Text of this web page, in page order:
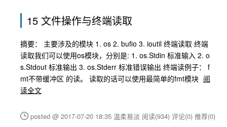
15 文件操作与终端读取
摘要： 主要涉及的模块 1. os 2. bufio 3. ioutil 终端读取 终端
读取我们可以使用os模块，分别是: 1. os.Stdin 标准输入 2. o
s.Stdout 标准输出 3. os.Stderr 标准错误输出 终端读例子： f
mt不带缓冲区 的读。 读取的话可以使用最简单的fmt模块 阅
读全文
posted @ 2017-07-20 18:35 温柔易淡 阅读(934) 评论(0) 推荐(0)